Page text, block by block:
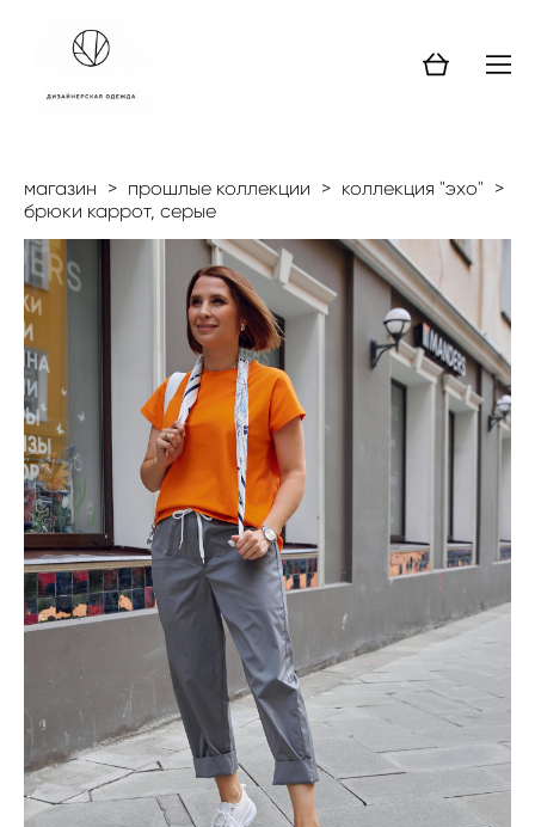
магазин > прошлые коллекции > коллекция "эхо" >
брюки каррот, серые